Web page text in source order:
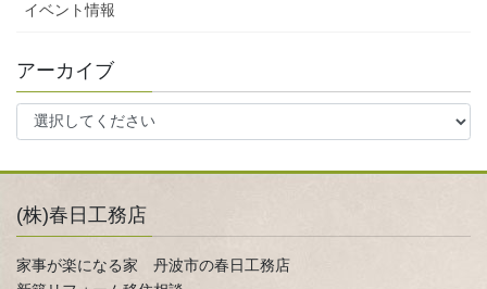
イベント情報
アーカイブ
(株)春日工務店
家事が楽になる家 丹波市の春日工務店